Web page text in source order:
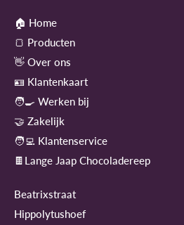
🏠 Home
🍞 Producten
👋 Over ons
🪪 Klantenkaart
🧑‍🍳 Werken bij
🤝 Zakelijk
🧑‍💻 Klantenservice
🍫Lange Jaap Chocoladereep
Beatrixstraat
Hippolytushoef